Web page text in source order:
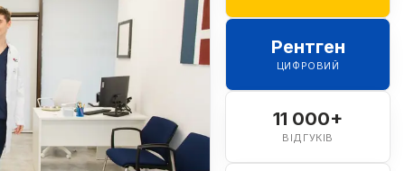
Рентген
ЦИФРОВИЙ
11 000+
ВІДГУКІВ